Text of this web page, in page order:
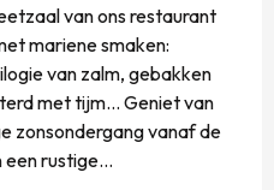
van ons restaurant
mariene smaken:
van zalm, gebakken
met tijm... Geniet van
zonsondergang vanaf de
rustige...